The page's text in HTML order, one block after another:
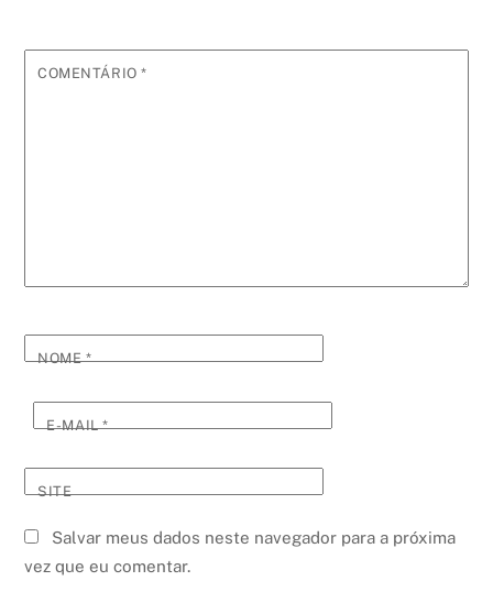
COMENTÁRIO*
NOME*
E-MAIL*
SITE
Salvar meus dados neste navegador para a próxima
vez que eu comentar.